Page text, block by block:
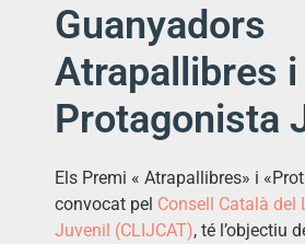
Guanyadors
Atrapallibres i
Protagonista
Els Premi « Atrapallibres» i
convocat pel Consell Català del
Juvenil (CLIJCAT), té l’objectiu